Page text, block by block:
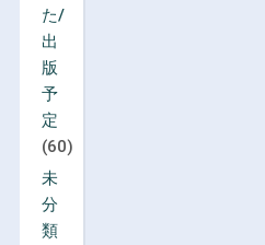
た/
出
版
予
定
(60)
未
分
類